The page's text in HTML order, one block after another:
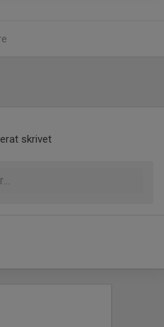
skrivet